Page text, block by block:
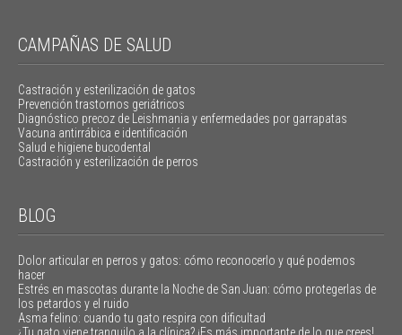
CAMPAÑAS DE SALUD
Castración y esterilización de gatos
Prevención trastornos geriátricos
Diagnóstico precoz de Leishmania y enfermedades por garrapatas
Vacuna antirrábica e identificación
Salud e higiene bucodental
Castración y esterilización de perros
BLOG
Dolor articular en perros y gatos: cómo reconocerlo y qué podemos
hacer
Estrés en mascotas durante la Noche de San Juan: cómo protegerlas de
los petardos y el ruido
Asma felino: cuando tu gato respira con dificultad